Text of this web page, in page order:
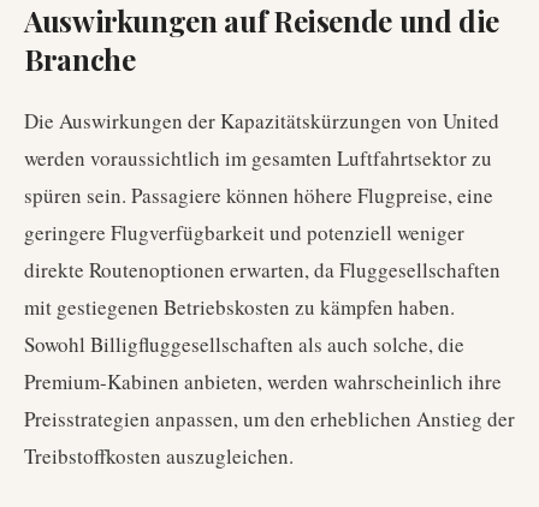
Auswirkungen auf Reisende und die
Branche
Die Auswirkungen der Kapazitätskürzungen von United
werden voraussichtlich im gesamten Luftfahrtsektor zu
spüren sein. Passagiere können höhere Flugpreise, eine
geringere Flugverfügbarkeit und potenziell weniger
direkte Routenoptionen erwarten, da Fluggesellschaften
mit gestiegenen Betriebskosten zu kämpfen haben.
Sowohl Billigfluggesellschaften als auch solche, die
Premium-Kabinen anbieten, werden wahrscheinlich ihre
Preisstrategien anpassen, um den erheblichen Anstieg der
Treibstoffkosten auszugleichen.